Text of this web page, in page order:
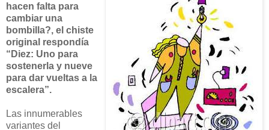
hacen falta para
cambiar una
bombilla?, el chiste
original respondía
“Diez: Uno para
sostenerla y nueve
para dar vueltas a la
escalera”.
Las innumerables
variantes del